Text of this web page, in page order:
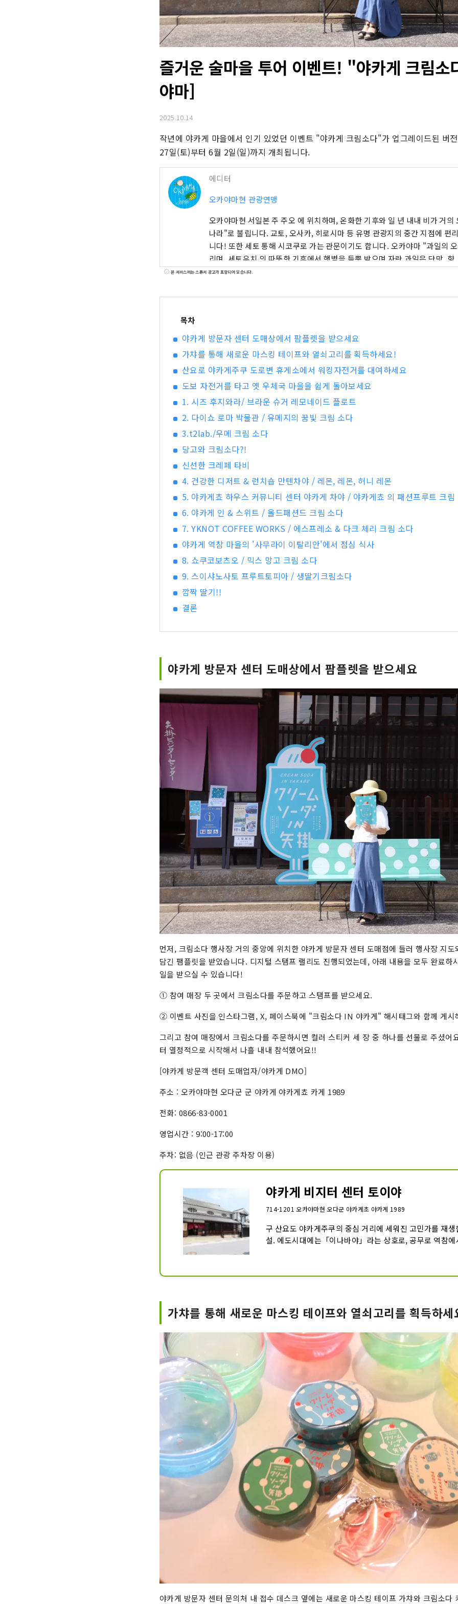
즐거운 술마을 투어 이벤트! "야카게 크림
야마]
2025.10.14
작년에 야카게 마을에서 인기 있었던 이벤트 "야카게 크림소다"가 업그레이드된 버
27일(토)부터 6월 2일(일)까지 개최됩니다.
에디터
오카야마현 관광연맹
오카야마현 서일본 주 주오 에 위치하며, 온화한 기후와 일 년 내내 비가 거
나라"로 불립니다. 교토, 오사카, 히로시마 등 유명 관광지의 중간 지점에 편
니다! 또한 세토 통해 시코쿠로 가는 관문이기도 합니다. 오카야마 "과일의 오카야마"라고도 불
리며, 세토우치 의 따뜻한 기후에서 햇볕을 듬뿍 받으며 자란 과일은 단맛, 향
품질을 자랑합니다. 백도, 머스캣 포도, 피오네 포도 등 제철 과일을 즐겨보세요! 오카야마
키 미관지구 등 세계적인 관광지가 있습니다!
본 서비스에는 스폰서 광고가 포함되어 있습니다.
목차
야카게 방문자 센터 도매상에서 팜플렛을 받으세요
가챠를 통해 새로운 마스킹 테이프와 열쇠고리를 획득하세요!
산요로 야카게주쿠 도로변 휴게소에서 워킹자전거를 대여하세요
도보 자전거를 타고 옛 우체국 마을을 쉽게 돌아보세요
1. 시즈 후지와라/ 브라운 슈거 레모네이드 플로트
2. 다이쇼 로마 박물관 / 유메지의 꿈빛 크림 소다
3.t2lab./우메 크림 소다
당고와 크림소다?!
신선한 크레페 타비
4. 건강한 디저트 & 런치숍 만텐차야 / 레몬, 레몬, 허니 레몬
5. 야카게쵸 하우스 커뮤니티 센터 야카게 차야 / 야카게쵸 의 패션프루트 크림
6. 야카게 인 & 스위트 / 올드패션드 크림 소다
7. YKNOT COFFEE WORKS / 에스프레소 & 다크 체리 크림 소다
야카게 역참 마을의 '사무라이 이탈리안'에서 점심 식사
8. 쇼쿠코보츠오 / 믹스 망고 크림 소다
9. 스이샤노사토 프루트토피아 / 생딸기크림소다
깜짝 딸기!!
결론
야카게 방문자 센터 도매상에서 팜플렛을 받으세요
먼저, 크림소다 행사장 거의 중앙에 위치한 야카게 방문자 센터 도매점에 들러 행사장 지
담긴 팸플릿을 받았습니다. 디지털 스탬프 랠리도 진행되었는데, 아래 내용을 모두 완료하
일을 받으실 수 있습니다!
① 참여 매장 두 곳에서 크림소다를 주문하고 스탬프를 받으세요.
② 이벤트 사진을 인스타그램, X, 페이스북에 "크림소다 IN 야카게" 해시태그와 함께 게시
그리고 참여 매장에서 크림소다를 주문하시면 컬러 스티커 세 장 중 하나를 선물로 주셨어
터 열정적으로 시작해서 나흘 내내 참석했어요!!
[야카게 방문객 센터 도매업자/야카게 DMO]
주소 : 오카야마현 오다군 군 야카게 야카게쵸 카게 1989
전화: 0866-83-0001
영업시간 : 9:00-17:00
주차: 없음 (인근 관광 주차장 이용)
야카게 비지터 센터 토이야
714-1201 오카야마현 오다군 야카게초 야카게 1989
구 산요도 야카게주쿠의 중심 거리에 세워진 고민가를 재
설. 에도시대에는「이나바야」라는 상호로, 공무로 역참
굵은 대들보를 아주 가깝게 보실 수 있습니다. 건물이나 야
가챠를 통해 새로운 마스킹 테이프와 열쇠고리를 획득하
야카게 방문자 센터 문의처 내 접수 데스크 옆에는 새로운 마스킹 테이프 가챠와 크림소다